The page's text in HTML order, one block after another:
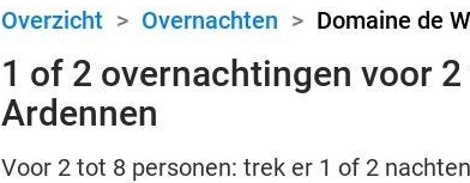
Overzicht > Overnachten > Domaine de
1 of 2 overnachtingen voor
Ardennen
Voor 2 tot 8 personen: trek er 1 of 2